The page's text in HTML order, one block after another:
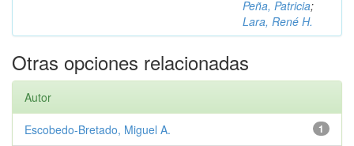
Peña, Patricia;
Lara, René H.
Otras opciones relacionadas
Autor
1
Escobedo-Bretado, Miguel A.